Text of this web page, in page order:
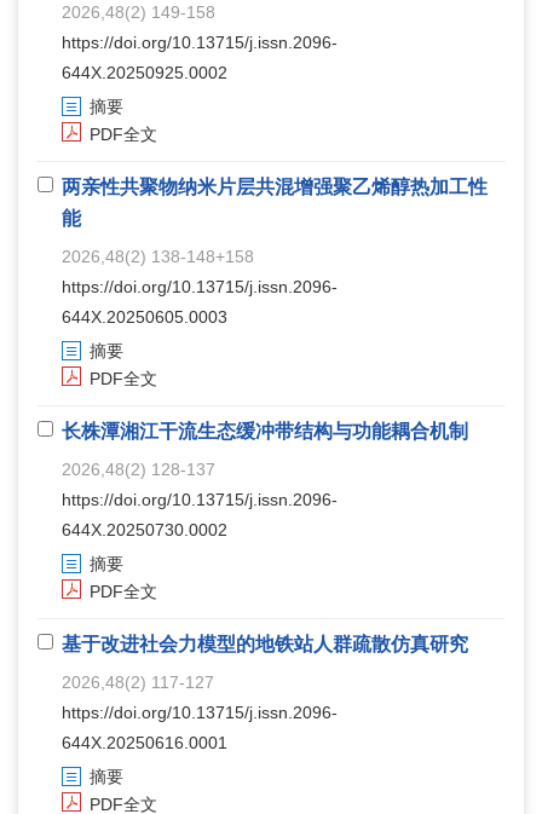
2026,48(2) 149-158
https://doi.org/10.13715/j.issn.2096-
644X.20250925.0002
摘要
PDF全文
两亲性共聚物纳米片层共混增强聚乙烯醇热加工性
能
2026,48(2) 138-148+158
https://doi.org/10.13715/j.issn.2096-
644X.20250605.0003
摘要
PDF全文
长株潭湘江干流生态缓冲带结构与功能耦合机制
2026,48(2) 128-137
https://doi.org/10.13715/j.issn.2096-
644X.20250730.0002
摘要
PDF全文
基于改进社会力模型的地铁站人群疏散仿真研究
2026,48(2) 117-127
https://doi.org/10.13715/j.issn.2096-
644X.20250616.0001
摘要
PDF全文